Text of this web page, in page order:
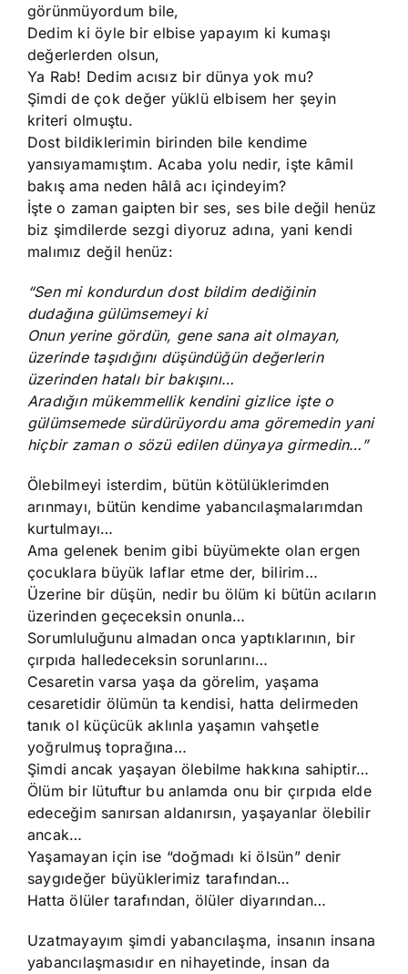
görünmüyordum bile,
Dedim ki öyle bir elbise yapayım ki kumaşı
değerlerden olsun,
Ya Rab! Dedim acısız bir dünya yok mu?
Şimdi de çok değer yüklü elbisem her şeyin
kriteri olmuştu.
Dost bildiklerimin birinden bile kendime
yansıyamamıştım. Acaba yolu nedir, işte kâmil
bakış ama neden hâlâ acı içindeyim?
İşte o zaman gaipten bir ses, ses bile değil henüz
biz şimdilerde sezgi diyoruz adına, yani kendi
malımız değil henüz:
“Sen mi kondurdun dost bildim dediğinin
dudağına gülümsemeyi ki
Onun yerine gördün, gene sana ait olmayan,
üzerinde taşıdığını düşündüğün değerlerin
üzerinden hatalı bir bakışını…
Aradığın mükemmellik kendini gizlice işte o
gülümsemede sürdürüyordu ama göremedin yani
hiçbir zaman o sözü edilen dünyaya girmedin…”
Ölebilmeyi isterdim, bütün kötülüklerimden
arınmayı, bütün kendime yabancılaşmalarımdan
kurtulmayı…
Ama gelenek benim gibi büyümekte olan ergen
çocuklara büyük laflar etme der, bilirim…
Üzerine bir düşün, nedir bu ölüm ki bütün acıların
üzerinden geçeceksin onunla…
Sorumluluğunu almadan onca yaptıklarının, bir
çırpıda halledeceksin sorunlarını…
Cesaretin varsa yaşa da görelim, yaşama
cesaretidir ölümün ta kendisi, hatta delirmeden
tanık ol küçücük aklınla yaşamın vahşetle
yoğrulmuş toprağına…
Şimdi ancak yaşayan ölebilme hakkına sahiptir…
Ölüm bir lütuftur bu anlamda onu bir çırpıda elde
edeceğim sanırsan aldanırsın, yaşayanlar ölebilir
ancak…
Yaşamayan için ise “doğmadı ki ölsün” denir
saygıdeğer büyüklerimiz tarafından…
Hatta ölüler tarafından, ölüler diyarından…
Uzatmayayım şimdi yabancılaşma, insanın insana
yabancılaşmasıdır en nihayetinde, insan da